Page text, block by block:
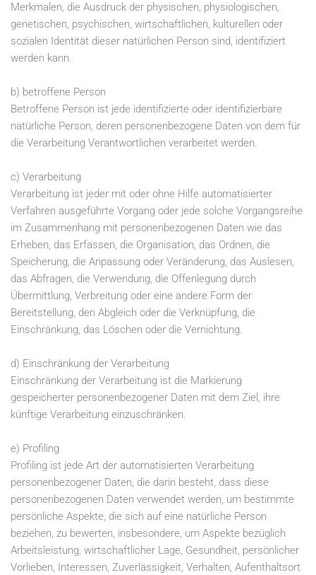
Merkmalen, die Ausdruck der physischen, physiologischen,
genetischen, psychischen, wirtschaftlichen, kulturellen oder
sozialen Identität dieser natürlichen Person sind, identifiziert
werden kann.
b) betroffene Person
Betroffene Person ist jede identifizierte oder identifizierbare
natürliche Person, deren personenbezogene Daten von dem für
die Verarbeitung Verantwortlichen verarbeitet werden.
c) Verarbeitung
Verarbeitung ist jeder mit oder ohne Hilfe automatisierter
Verfahren ausgeführte Vorgang oder jede solche Vorgangsreihe
im Zusammenhang mit personenbezogenen Daten wie das
Erheben, das Erfassen, die Organisation, das Ordnen, die
Speicherung, die Anpassung oder Veränderung, das Auslesen,
das Abfragen, die Verwendung, die Offenlegung durch
Übermittlung, Verbreitung oder eine andere Form der
Bereitstellung, den Abgleich oder die Verknüpfung, die
Einschränkung, das Löschen oder die Vernichtung.
d) Einschränkung der Verarbeitung
Einschränkung der Verarbeitung ist die Markierung
gespeicherter personenbezogener Daten mit dem Ziel, ihre
künftige Verarbeitung einzuschränken.
e) Profiling
Profiling ist jede Art der automatisierten Verarbeitung
personenbezogener Daten, die darin besteht, dass diese
personenbezogenen Daten verwendet werden, um bestimmte
persönliche Aspekte, die sich auf eine natürliche Person
beziehen, zu bewerten, insbesondere, um Aspekte bezüglich
Arbeitsleistung, wirtschaftlicher Lage, Gesundheit, persönlicher
Vorlieben, Interessen, Zuverlässigkeit, Verhalten, Aufenthaltsort